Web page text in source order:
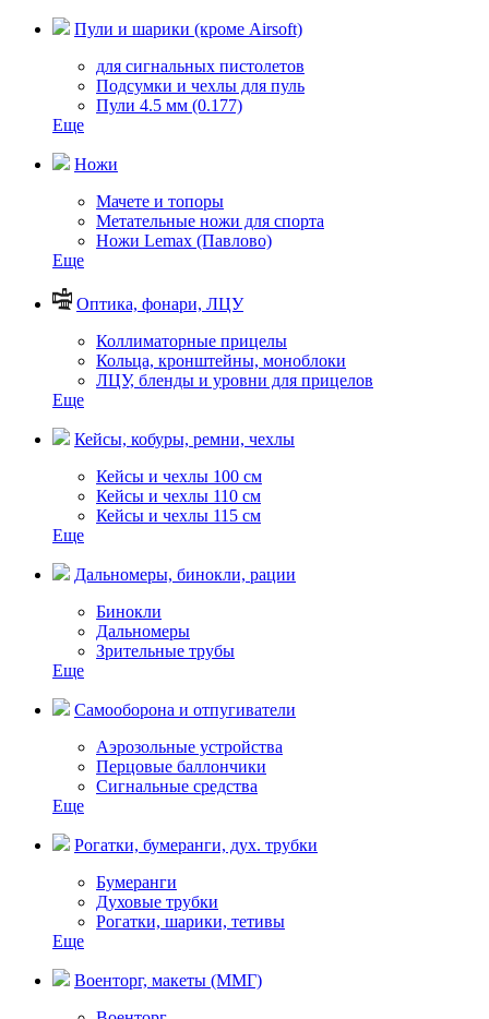
Пули и шарики (кроме Airsoft)
для сигнальных пистолетов
Подсумки и чехлы для пуль
Пули 4.5 мм (0.177)
Еще
Ножи
Мачете и топоры
Метательные ножи для спорта
Ножи Lemax (Павлово)
Еще
Оптика, фонари, ЛЦУ
Коллиматорные прицелы
Кольца, кронштейны, моноблоки
ЛЦУ, бленды и уровни для прицелов
Еще
Кейсы, кобуры, ремни, чехлы
Кейсы и чехлы 100 см
Кейсы и чехлы 110 см
Кейсы и чехлы 115 см
Еще
Дальномеры, бинокли, рации
Бинокли
Дальномеры
Зрительные трубы
Еще
Самооборона и отпугиватели
Аэрозольные устройства
Перцовые баллончики
Сигнальные средства
Еще
Рогатки, бумеранги, дух. трубки
Бумеранги
Духовые трубки
Рогатки, шарики, тетивы
Еще
Военторг, макеты (ММГ)